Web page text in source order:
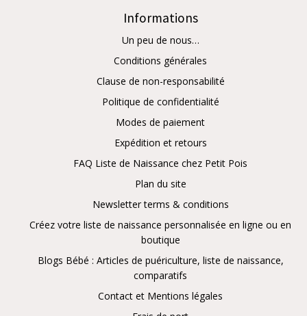
Informations
Un peu de nous…
Conditions générales
Clause de non-responsabilité
Politique de confidentialité
Modes de paiement
Expédition et retours
FAQ Liste de Naissance chez Petit Pois
Plan du site
Newsletter terms & conditions
Créez votre liste de naissance personnalisée en ligne ou en
boutique
Blogs Bébé : Articles de puériculture, liste de naissance,
comparatifs
Contact et Mentions légales